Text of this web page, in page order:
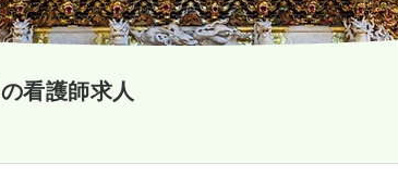
の看護師求人